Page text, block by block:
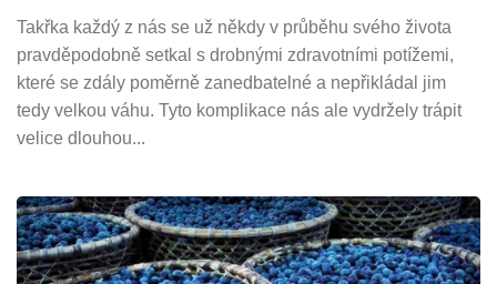
Takřka každý z nás se už někdy v průběhu svého života
pravděpodobně setkal s drobnými zdravotními potížemi,
které se zdály poměrně zanedbatelné a nepřikládal jim
tedy velkou váhu. Tyto komplikace nás ale vydržely trápit
velice dlouhou...